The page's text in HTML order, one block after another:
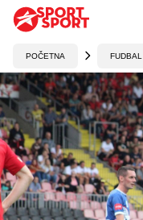
POČETNA FUDBAL